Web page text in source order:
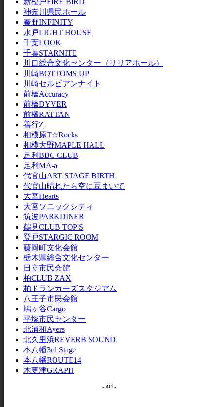
神奈川県民ホール
秦野INFINITY
水戸LIGHT HOUSE
千葉LOOK
千葉STARNITE
川口総合文化センター（リリアホール）
川崎BOTTOMS UP
川崎セルビアンナイト
前橋Accuracy
前橋DYVER
前橋RATTAN
善行Z
相模原T☆Rocks
相模大野MAPLE HALL
足利BBC CLUB
足利MA-a
代官山ART STAGE BIRTH
代官山晴れたら空に豆まいて
大宮Hearts
大宮ソニックシティ
筑波PARKDINER
鶴見CLUB TOP'S
登戸STARGIC ROOM
藤岡町文化会館
栃木県総合文化センター
日立市民会館
柏CLUB ZAX
柏ドランカーズスタジアム
八王子市民会館
鳩ヶ谷Cargo
平塚市民センター
北浦和Ayers
北久里浜REVERB SOUND
本八幡3rd Stage
本八幡ROUTE14
木更津GRAPH
- AD -